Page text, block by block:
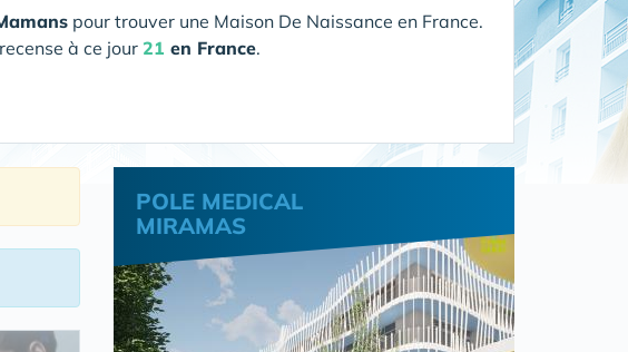
pour trouver une Maison De Naissance en France.
à ce jour 21 en France.
POLE MEDICAL
MIRAMAS